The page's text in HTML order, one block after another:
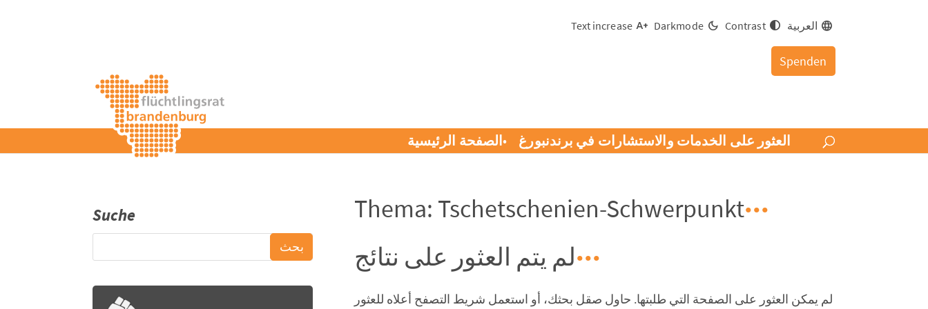
العربية Contrast
Darkmode
Text increase
Spenden
العثور على الخدمات والاستشارات في برندنبورغ الصفحة الرئيسية
Thema: Tschetschenien-Schwerpunkt
لم يتم العثور على نتائج
لم يمكن العثور على الصفحة التي طلبتها. حاول صقل بحثك، أو استعمل شريط التصفح أعلاه للعثور
Suche